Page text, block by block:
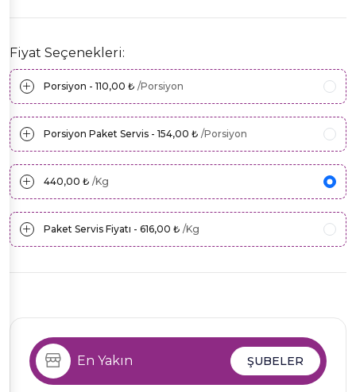
Fiyat Seçenekleri:
Porsiyon - 110,00 ₺ /Porsiyon
Porsiyon Paket Servis - 154,00 ₺ /Porsiyon
440,00 ₺ /Kg
Paket Servis Fiyatı - 616,00 ₺ /Kg
En Yakın ŞUBELER